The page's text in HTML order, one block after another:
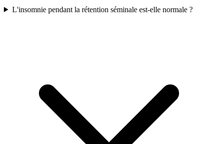
L'insomnie pendant la rétention séminale est-elle normale ?